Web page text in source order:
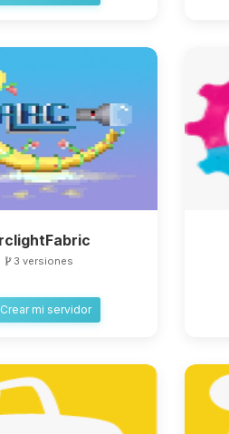
3 versiones
mi servidor